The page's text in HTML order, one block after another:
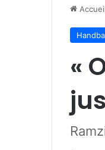
Accueil
«